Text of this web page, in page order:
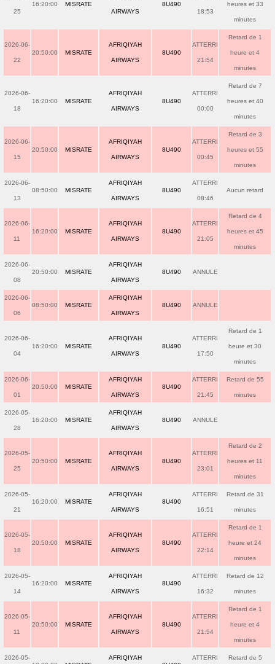
25
16:20:00 MISRATE
AIRWAYS
8U490
18:53
heures et 33
minutes
2026-06-
22
20:50:00 MISRATE
AFRIQIYAH
AIRWAYS
8U490
ATTERRI
21:54
Retard de 1
heure et 4
minutes
2026-06-
18
16:20:00 MISRATE
AFRIQIYAH
AIRWAYS
8U490
ATTERRI
00:00
Retard de 7
heures et 40
minutes
2026-06-
15
20:50:00 MISRATE
AFRIQIYAH
AIRWAYS
8U490
ATTERRI
00:45
Retard de 3
heures et 55
minutes
2026-06-
13
08:50:00 MISRATE
AFRIQIYAH
AIRWAYS
8U490
ATTERRI
08:46
Aucun retard
2026-06-
11
16:20:00 MISRATE
AFRIQIYAH
AIRWAYS
8U490
ATTERRI
21:05
Retard de 4
heures et 45
minutes
2026-06-
08
20:50:00 MISRATE
AFRIQIYAH
AIRWAYS
8U490 ANNULE
2026-06-
06
08:50:00 MISRATE
AFRIQIYAH
AIRWAYS
8U490 ANNULE
2026-06-
04
16:20:00 MISRATE
AFRIQIYAH
AIRWAYS
8U490
ATTERRI
17:50
Retard de 1
heure et 30
minutes
2026-06-
01
20:50:00 MISRATE
AFRIQIYAH
AIRWAYS
8U490
ATTERRI
21:45
Retard de 55
minutes
2026-05-
28
16:20:00 MISRATE
AFRIQIYAH
AIRWAYS
8U490 ANNULE
2026-05-
25
20:50:00 MISRATE
AFRIQIYAH
AIRWAYS
8U490
ATTERRI
23:01
Retard de 2
heures et 11
minutes
2026-05-
21
16:20:00 MISRATE
AFRIQIYAH
AIRWAYS
8U490
ATTERRI
16:51
Retard de 31
minutes
2026-05-
18
20:50:00 MISRATE
AFRIQIYAH
AIRWAYS
8U490
ATTERRI
22:14
Retard de 1
heure et 24
minutes
2026-05-
14
16:20:00 MISRATE
AFRIQIYAH
AIRWAYS
8U490
ATTERRI
16:32
Retard de 12
minutes
2026-05-
11
20:50:00 MISRATE
AFRIQIYAH
AIRWAYS
8U490
ATTERRI
21:54
Retard de 1
heure et 4
minutes
2026-05-
AFRIQIYAH
ATTERRI Retard de 5